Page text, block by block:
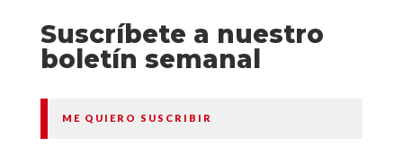
Suscríbete a nuestro
boletín semanal
ME QUIERO SUSCRIBIR